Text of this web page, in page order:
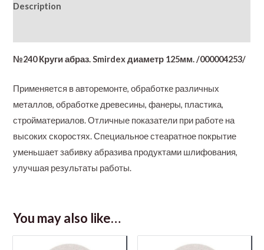
Description
№240 Круги абраз. Smirdex диаметр 125мм. /000004253/
Применяется в авторемонте, обработке различных
металлов, обработке древесины, фанеры, пластика,
стройматериалов. Отличные показатели при работе на
высоких скоростях. Специальное стеаратное покрытие
уменьшает забивку абразива продуктами шлифования,
улучшая результаты работы.
You may also like…